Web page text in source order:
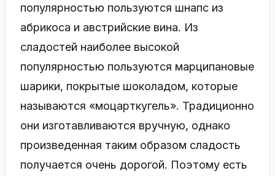
популярностью пользуются шнапс из
абрикоса и австрийские вина. Из
сладостей наиболее высокой
популярностью пользуются марципановые
шарики, покрытые шоколадом, которые
называются «моцарткугель». Традиционно
они изготавливаются вручную, однако
произведенная таким образом сладость
получается очень дорогой. Поэтому есть